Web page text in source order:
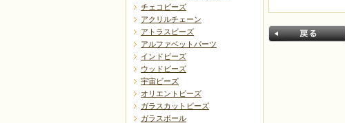
チェコビーズ
アクリルチェーン
アトラスビーズ
アルファベットパーツ
インドビーズ
ウッドビーズ
宇宙ビーズ
オリエントビーズ
ガラスカットビーズ
ガラスボール